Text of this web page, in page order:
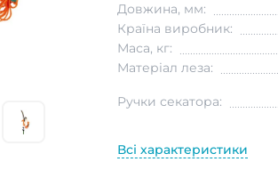
Довжина, мм:
Країна виробник:
Маса, кг:
Матеріал леза:
Ручки секатора:
Всі характеристики